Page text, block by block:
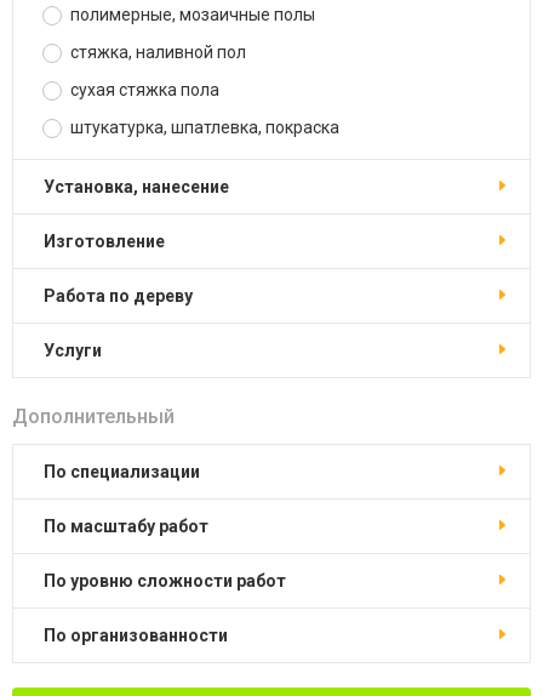
полимерные, мозаичные полы
стяжка, наливной пол
сухая стяжка пола
штукатурка, шпатлевка, покраска
установка, нанесение
изготовление
работа по дереву
услуги
Дополнительный
по специализации
по масштабу работ
по уровню сложности работ
по организованности